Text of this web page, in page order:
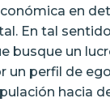
en
En tal
busque un
un perfil de
hacia